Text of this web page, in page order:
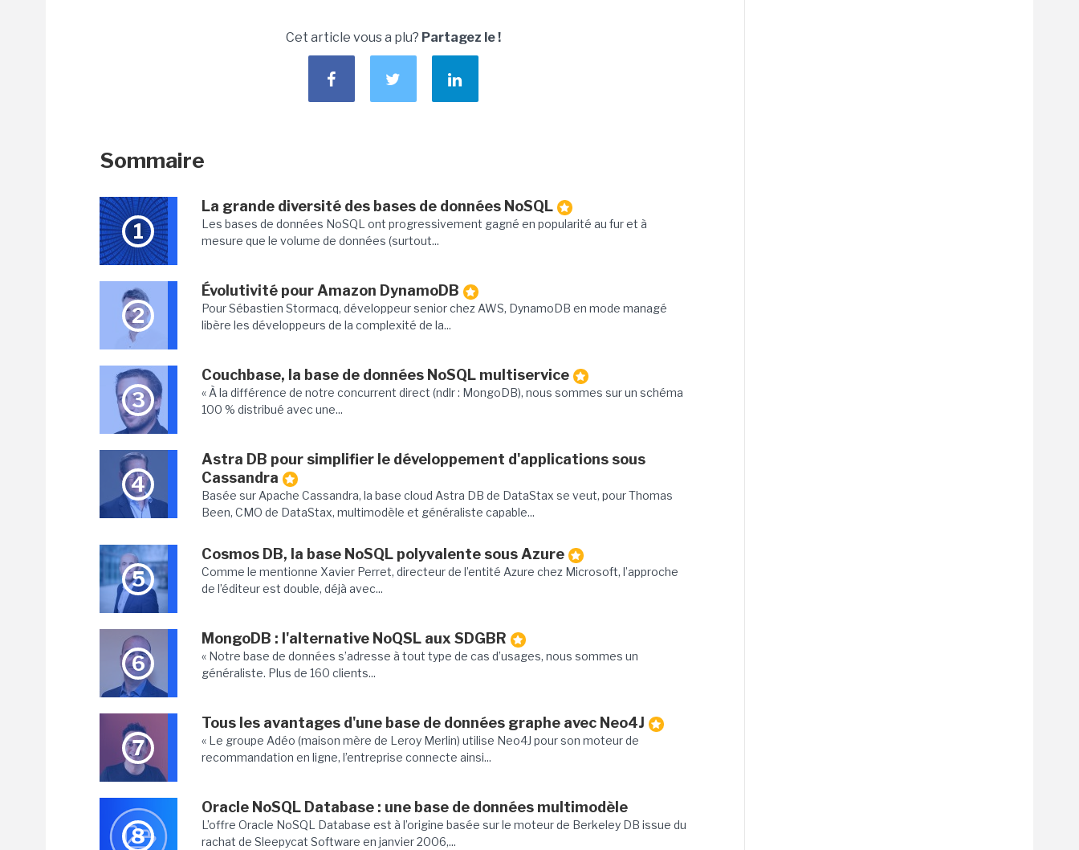
Cet article vous a plu? Partagez le !
Sommaire
1
La grande diversité des bases de données NoSQL
Les bases de données NoSQL ont progressivement gagné en popularité au fur et à
mesure que le volume de données (surtout...
2
Évolutivité pour Amazon DynamoDB
Pour Sébastien Stormacq, développeur senior chez AWS, DynamoDB en mode managé
libère les développeurs de la complexité de la...
3
Couchbase, la base de données NoSQL multiservice
« À la différence de notre concurrent direct (ndlr : MongoDB), nous sommes sur un schéma
100 % distribué avec une...
4
Astra DB pour simplifier le développement d'applications sous
Cassandra
Basée sur Apache Cassandra, la base cloud Astra DB de DataStax se veut, pour Thomas
Been, CMO de DataStax, multimodèle et généraliste capable...
5
Cosmos DB, la base NoSQL polyvalente sous Azure
Comme le mentionne Xavier Perret, directeur de l’entité Azure chez Microsoft, l’approche
de l’éditeur est double, déjà avec...
6
MongoDB : l'alternative NoQSL aux SDGBR
« Notre base de données s’adresse à tout type de cas d’usages, nous sommes un
généraliste. Plus de 160 clients...
7
Tous les avantages d'une base de données graphe avec Neo4J
« Le groupe Adéo (maison mère de Leroy Merlin) utilise Neo4J pour son moteur de
recommandation en ligne, l’entreprise connecte ainsi...
8
Oracle NoSQL Database : une base de données multimodèle
L’offre Oracle NoSQL Database est à l’origine basée sur le moteur de Berkeley DB issue du
rachat de Sleepycat Software en janvier 2006,...